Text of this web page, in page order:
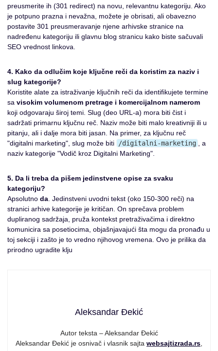
preusmerite ih (301 redirect) na novu, relevantnu kategoriju. Ako
je potpuno prazna i nevažna, možete je obrisati, ali obavezno
postavite 301 preusmeravanje njene arhivske stranice na
nadređenu kategoriju ili glavnu blog stranicu kako biste sačuvali
SEO vrednost linkova.
4. Kako da odlučim koje ključne reči da koristim za naziv i
slug kategorije?
Koristite alate za istraživanje ključnih reči da identifikujete termine
sa visokim volumenom pretrage i komercijalnom namerom
koji odgovaraju široj temi. Slug (deo URL-a) mora biti čist i
sadržati primarnu ključnu reč. Naziv može biti malo kreativniji ili u
pitanju, ali i dalje mora biti jasan. Na primer, za ključnu reč
"digitalni marketing", slug može biti
/digitalni-marketing
, a
naziv kategorije "Vodič kroz Digitalni Marketing".
5. Da li treba da pišem jedinstvene opise za svaku
kategoriju?
Apsolutno da . Jedinstveni uvodni tekst (oko 150-300 reči) na
stranici arhive kategorije je kritičan. On sprečava problem
dupliranog sadržaja, pruža kontekst pretraživačima i direktno
komunicira sa posetiocima, objašnjavajući šta mogu da pronađu u
toj sekciji i zašto je to vredno njihovog vremena. Ovo je prilika da
prirodno ugradite klju
Aleksandar Đekić
Autor teksta – Aleksandar Đekić
Aleksandar Đekić je osnivač i vlasnik sajta websajtizrada.rs